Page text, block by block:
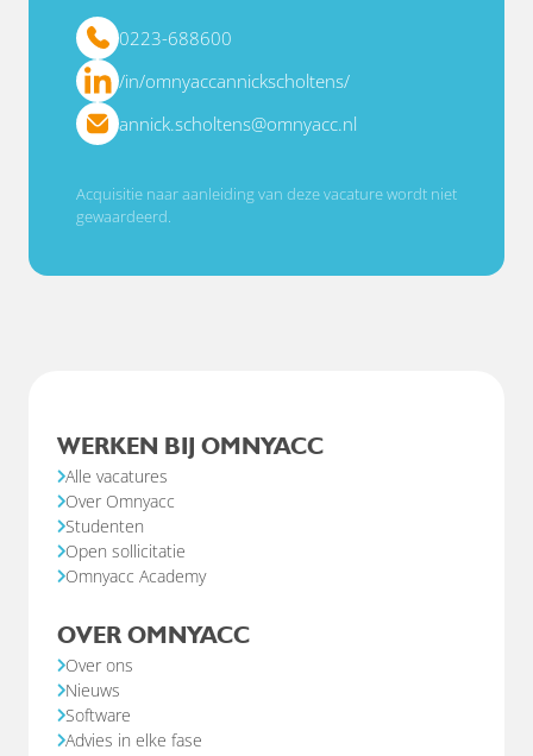
0223-688600
/in/omnyaccannickscholtens/
annick.scholtens@omnyacc.nl
Acquisitie naar aanleiding van deze vacature wordt niet
gewaardeerd.
WERKEN BIJ OMNYACC
Alle vacatures
Over Omnyacc
Studenten
Open sollicitatie
Omnyacc Academy
OVER OMNYACC
Over ons
Nieuws
Software
Advies in elke fase